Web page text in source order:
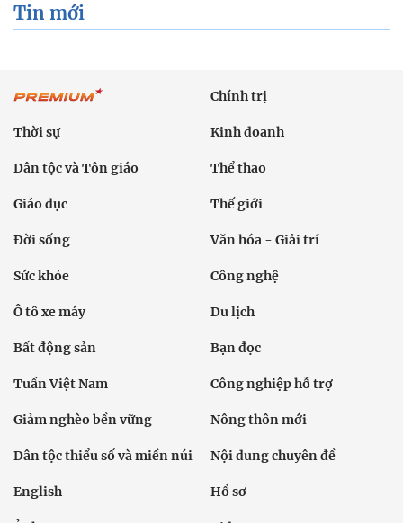
Tin mới
Chính trị
Thời sự Kinh doanh
Dân tộc và Tôn giáo Thể thao
Giáo dục Thế giới
Đời sống Văn hóa - Giải trí
Sức khỏe Công nghệ
Ô tô xe máy Du lịch
Bất động sản Bạn đọc
Tuần Việt Nam Công nghiệp hỗ trợ
Giảm nghèo bền vững Nông thôn mới
Dân tộc thiểu số và miền núi Nội dung chuyên đề
English Hồ sơ